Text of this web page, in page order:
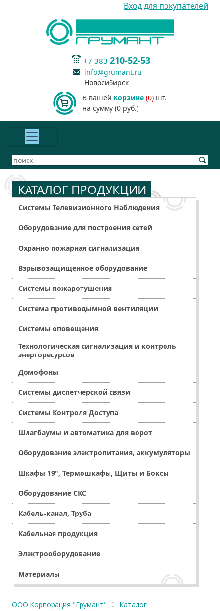
Вход для покупателей
+7 383 210-52-53
info@grumant.ru
Новосибирск
В вашей Корзине (0) шт.
на сумму (0 руб.)
КАТАЛОГ ПРОДУКЦИИ
Системы Телевизионного Наблюдения
Оборудование для построения сетей
Охранно пожарная сигнализация
Взрывозащищенное оборудование
Системы пожаротушения
Система противодымной вентиляции
Системы оповещения
Технологическая сигнализация и контроль
энергоресурсов
Домофоны
Системы диспетчерской связи
Системы Контроля Доступа
Шлагбаумы и автоматика для ворот
Оборудование электропитания, аккумуляторы
Шкафы 19", Термошкафы, Щиты и Боксы
Оборудование СКС
Кабель-канал, Труба
Кабельная продукция
Электрооборудование
Материалы
ООО Корпорация "Грумант"
Каталог